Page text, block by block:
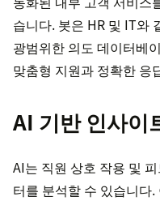
습니다. 봇은 HR 및 IT와
광범위한 의도 데이터베
맞춤형 지원과 정확한 응
AI 기반 인사이
AI는 직원 상호 작용 및
터를 분석할 수 있습니다.